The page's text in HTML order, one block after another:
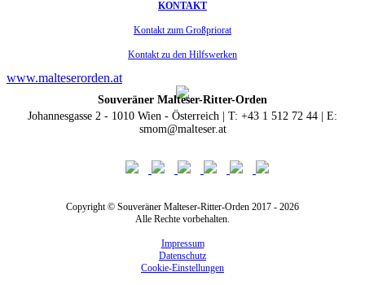
KONTAKT
Kontakt zum Großpriorat
Kontakt zu den Hilfswerken
www.malteserorden.at
Souveräner Malteser-Ritter-Orden
Johannesgasse 2 - 1010 Wien - Österreich | T: +43 1 512 72 44 | E:
smom@malteser.at
Copyright © Souveräner Malteser-Ritter-Orden 2017 - 2026
Alle Rechte vorbehalten.
Impressum
Datenschutz
Cookie-Einstellungen